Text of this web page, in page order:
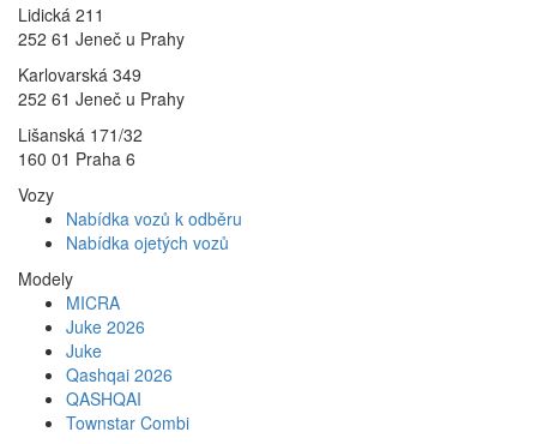
Lidická 211
252 61 Jeneč u Prahy
Karlovarská 349
252 61 Jeneč u Prahy
Lišanská 171/32
160 01 Praha 6
Vozy
Nabídka vozů k odběru
Nabídka ojetých vozů
Modely
MICRA
Juke 2026
Juke
Qashqai 2026
QASHQAI
Townstar Combi